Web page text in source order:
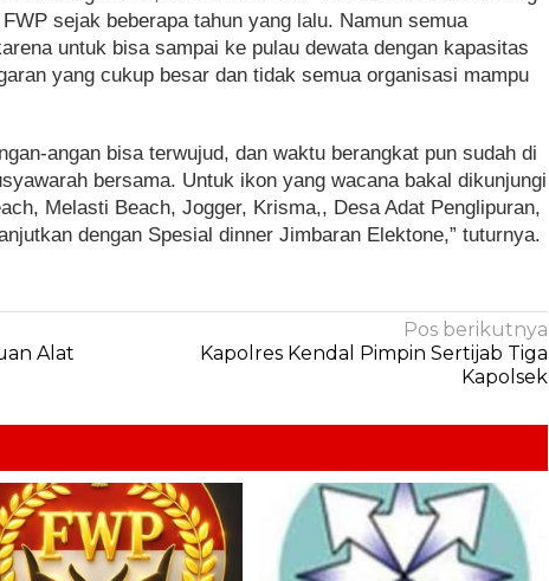
sejak beberapa tahun yang lalu. Namun semua
untuk bisa sampai ke pulau dewata dengan kapasitas
yang cukup besar dan tidak semua organisasi mampu
angan bisa terwujud, dan waktu berangkat pun sudah di
bersama. Untuk ikon yang wacana bakal dikunjungi
Melasti Beach, Jogger, Krisma,, Desa Adat Penglipuran,
dengan Spesial dinner Jimbaran Elektone,” tuturnya.
Alat
Pos berikutnya
Kapolres Kendal Pimpin Sertijab Tiga
Kapolsek